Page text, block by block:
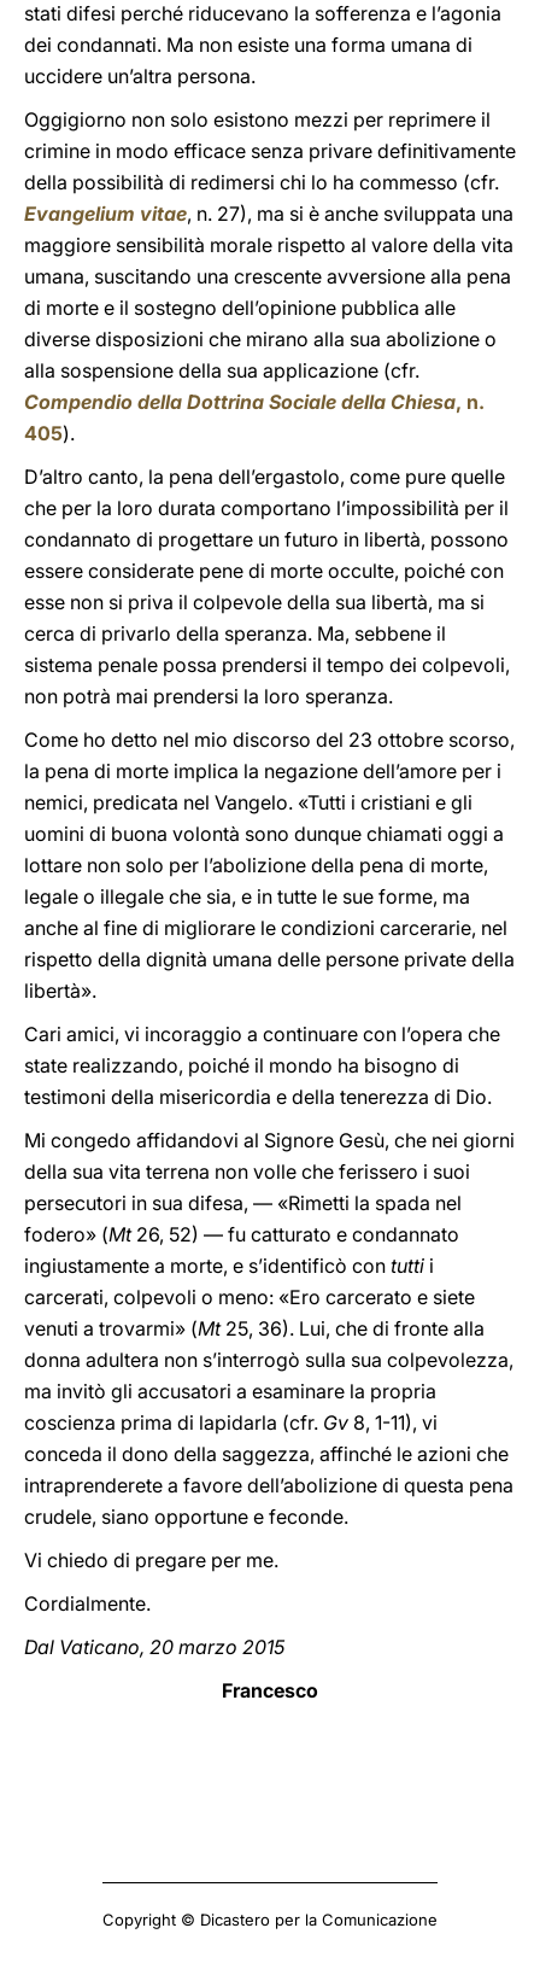
stati difesi perché riducevano la sofferenza e l’agonia
dei condannati. Ma non esiste una forma umana di
uccidere un’altra persona.
Oggigiorno non solo esistono mezzi per reprimere il
crimine in modo efficace senza privare definitivamente
della possibilità di redimersi chi lo ha commesso (cfr.
Evangelium vitae, n. 27), ma si è anche sviluppata una
maggiore sensibilità morale rispetto al valore della vita
umana, suscitando una crescente avversione alla pena
di morte e il sostegno dell’opinione pubblica alle
diverse disposizioni che mirano alla sua abolizione o
alla sospensione della sua applicazione (cfr.
Compendio della Dottrina Sociale della Chiesa, n.
405).
D’altro canto, la pena dell’ergastolo, come pure quelle
che per la loro durata comportano l’impossibilità per il
condannato di progettare un futuro in libertà, possono
essere considerate pene di morte occulte, poiché con
esse non si priva il colpevole della sua libertà, ma si
cerca di privarlo della speranza. Ma, sebbene il
sistema penale possa prendersi il tempo dei colpevoli,
non potrà mai prendersi la loro speranza.
Come ho detto nel mio discorso del 23 ottobre scorso,
la pena di morte implica la negazione dell’amore per i
nemici, predicata nel Vangelo. «Tutti i cristiani e gli
uomini di buona volontà sono dunque chiamati oggi a
lottare non solo per l’abolizione della pena di morte,
legale o illegale che sia, e in tutte le sue forme, ma
anche al fine di migliorare le condizioni carcerarie, nel
rispetto della dignità umana delle persone private della
libertà».
Cari amici, vi incoraggio a continuare con l’opera che
state realizzando, poiché il mondo ha bisogno di
testimoni della misericordia e della tenerezza di Dio.
Mi congedo affidandovi al Signore Gesù, che nei giorni
della sua vita terrena non volle che ferissero i suoi
persecutori in sua difesa, — «Rimetti la spada nel
fodero» (Mt26, 52) — fu catturato e condannato
ingiustamente a morte, e s’identificò con tutti i
carcerati, colpevoli o meno: «Ero carcerato e siete
venuti a trovarmi» (Mt 25, 36). Lui, che di fronte alla
donna adultera non s’interrogò sulla sua colpevolezza,
ma invitò gli accusatori a esaminare la propria
coscienza prima di lapidarla (cfr. Gv 8, 1-11), vi
conceda il dono della saggezza, affinché le azioni che
intraprenderete a favore dell’abolizione di questa pena
crudele, siano opportune e feconde.
Vi chiedo di pregare per me.
Cordialmente.
Dal Vaticano, 20 marzo 2015
Francesco
Copyright © Dicastero per la Comunicazione